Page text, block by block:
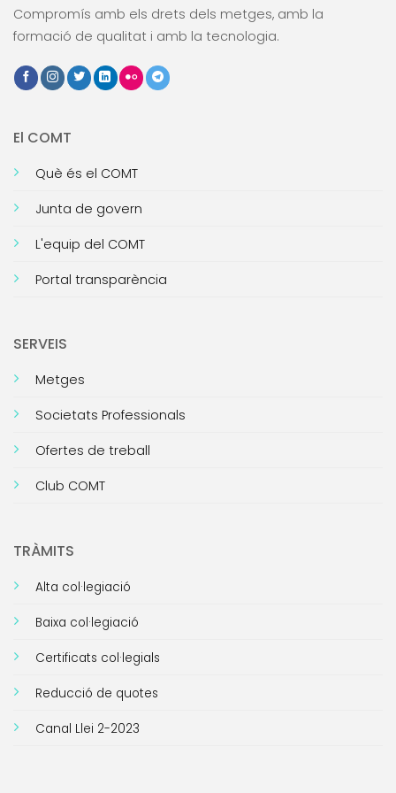
Compromís amb els drets dels metges, amb la
formació de qualitat i amb la tecnologia.
El COMT
Què és el COMT
Junta de govern
L'equip del COMT
Portal transparència
SERVEIS
Metges
Societats Professionals
Ofertes de treball
Club COMT
TRÀMITS
Alta col·legiació
Baixa col·legiació
Certificats col·legials
Reducció de quotes
Canal Llei 2-2023